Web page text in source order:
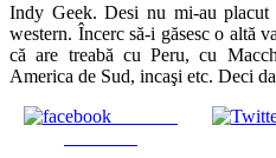
Indy Geek. Desi nu mi-au
western. Încerc să-i găsesc o altă
că are treabă cu Peru, cu
America de Sud, incaşi etc. Deci